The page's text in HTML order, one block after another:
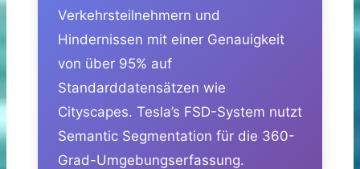
Verkehrsteilnehmern und
Hindernissen mit einer Genauigkeit
von über 95% auf
Standarddatensätzen wie
Cityscapes. Tesla’s FSD-System nutzt
Semantic Segmentation für die 360-
Grad-Umgebungserfassung.